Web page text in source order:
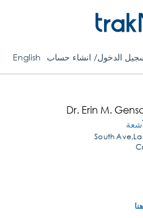
الدخول/ انشاء حساب English
Dr. Erin M.
1836 South Ave,La